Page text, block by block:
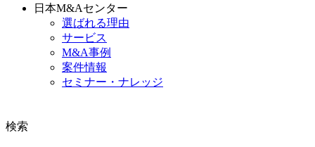
日本M&Aセンター
選ばれる理由
サービス
M&A事例
案件情報
セミナー・ナレッジ
検索